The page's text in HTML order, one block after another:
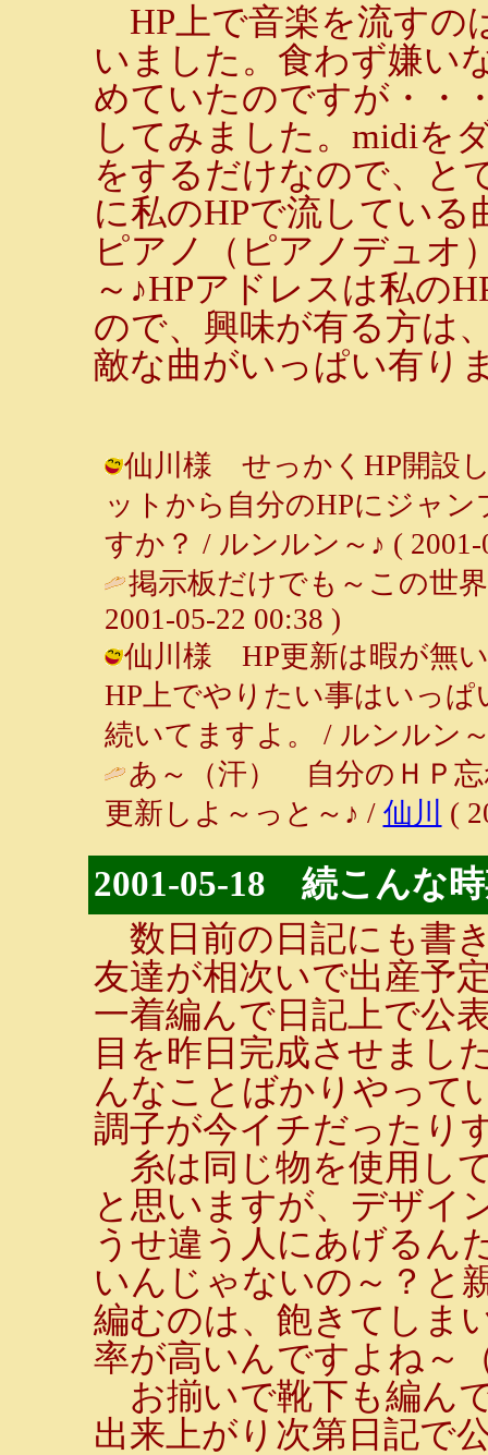
HP上で音楽を流すの
いました。食わず嫌い
めていたのですが・・
してみました。midiを
をするだけなので、と
に私のHPで流してい
ピアノ（ピアノデュオ
～♪HPアドレスは私の
ので、興味が有る方は
敵な曲がいっぱい有り
仙川様 せっかくHP開設
ットから自分のHPにジャ
すか？ / ルンルン～♪ ( 2001-
掲示板だけでも～この世
2001-05-22 00:38 )
仙川様 HP更新は暇が無
HP上でやりたい事はいっ
続いてますよ。 / ルンルン
あ～（汗） 自分のＨＰ忘
更新しよ～っと～♪ / 仙川 (
2001-05-18 続こんな
数日前の日記にも書
友達が相次いで出産予
一着編んで日記上で公
目を昨日完成させまし
んなことばかりやって
調子が今イチだったり
糸は同じ物を使用し
と思いますが、デザイ
うせ違う人にあげるん
いんじゃないの～？と
編むのは、飽きてしま
率が高いんですよね～
お揃いで靴下も編ん
出来上がり次第日記で